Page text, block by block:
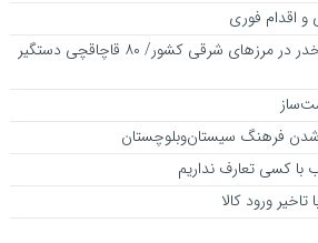
و اقدام فوری
کشف ۷۵ درصدی مواد مخدر در مرزهای شرقی کشور/ ۸۰ قاچاقچی دستگیر
فرهنگ سیستان‌وبلوچستان
با کسی تعارف نداریم
ورود کالا